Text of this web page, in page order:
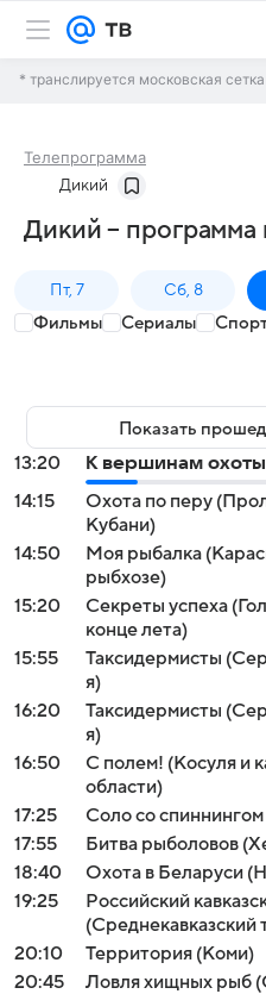
* транслируется московская
Телепрограмма
Дикий
Дикий – программа
Пт, 7 Сб, 8
Фильмы Сериалы
Показать
13:20
К вершинам
14:15
Охота по перу
Кубани)
14:50
Моя рыбалка
рыбхозе)
15:20
Секреты успеха
конце лета)
15:55
Таксидермисты
я)
16:20
Таксидермисты
я)
16:50
С полем! (Косуля и
области)
17:25
Соло со
17:55
Битва рыболовов
18:40
Охота в Беларуси
19:25
Российский
(Среднекавказский
20:10
Территория (Коми)
20:45
Ловля хищных рыб